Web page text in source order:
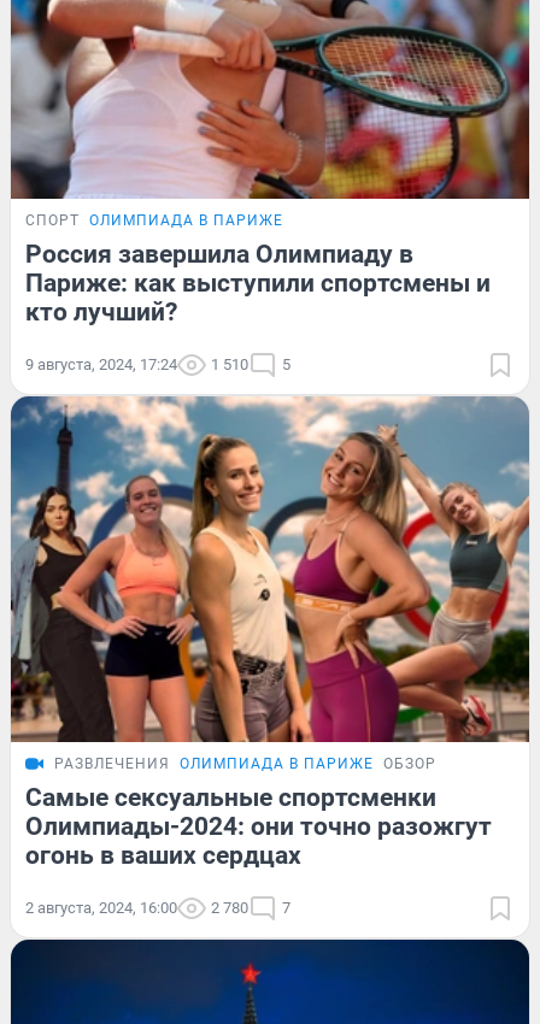
СПОРТ ОЛИМПИАДА В ПАРИЖЕ
Россия завершила Олимпиаду в
Париже: как выступили спортсмены и
кто лучший?
9 августа, 2024, 17:24 1 510 5
РАЗВЛЕЧЕНИЯ ОЛИМПИАДА В ПАРИЖЕ ОБЗОР
Самые сексуальные спортсменки
Олимпиады-2024: они точно разожгут
огонь в ваших сердцах
2 августа, 2024, 16:00 2 780 7